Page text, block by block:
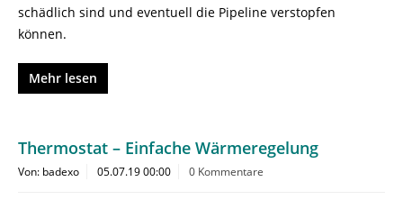
schädlich sind und eventuell die Pipeline verstopfen
können.
Mehr lesen
Thermostat – Einfache Wärmeregelung
Von: badexo 05.07.19 00:00 0 Kommentare